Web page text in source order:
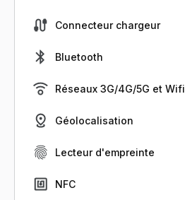
Connecteur chargeur
Bluetooth
Réseaux 3G/4G/5G et Wifi
Géolocalisation
Lecteur d'empreinte
NFC